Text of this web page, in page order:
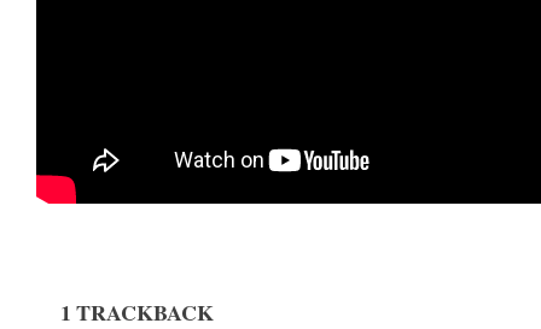
1 TRACKBACK